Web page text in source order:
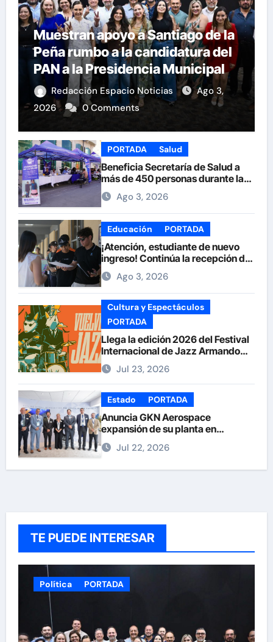
Muestran apoyo a Santiago de la
Peña rumbo a la candidatura del
PAN a la Presidencia Municipal
Redacción Espacio Noticias
Ago 3,
2026
0 Comments
PORTADA Salud
Beneficia Secretaría de Salud a
más de 450 personas durante la
Feria de la Salud en la Plaza de
ArmasAgo 3, 2026
Educación PORTADA
¡Atención, estudiante de nuevo
ingreso! Continúa la recepción de
documentos en la UACH.
Ago 3, 2026
Cultura y Espectáculos
PORTADA
Llega la edición 2026 del Festival
Internacional de Jazz Armando
Nuñez
Jul 23, 2026
Estado PORTADA
Anuncia GKN Aerospace
expansión de su planta en
Chihuahua
Jul 22, 2026
TE PUEDE INTERESAR
Política PORTADA